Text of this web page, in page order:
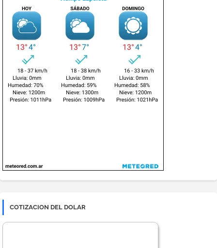
COTIZACION DEL DOLAR